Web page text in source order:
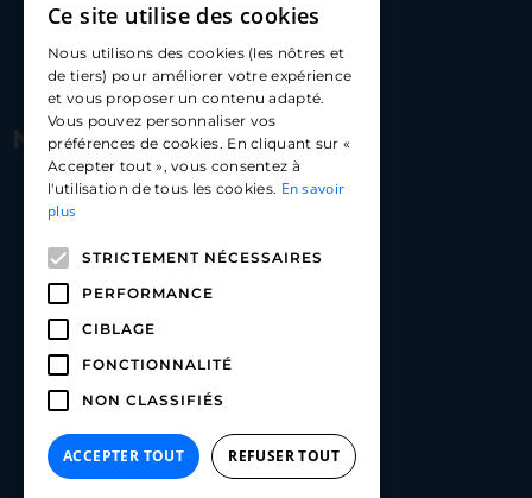
hello@carloapp.com
Nous suivre
Carlo App | Instagram
Carlo App | Linkedin
FRENCH
ENGLISH
SPANISH
Ce site utilise des cookies
Nous utilisons des cookies (les nôtres et
de tiers) pour améliorer votre expérience
et vous proposer un contenu adapté.
Vous pouvez personnaliser vos
préférences de cookies. En cliquant sur «
Accepter tout », vous consentez à
l'utilisation de tous les cookies. En savoir
plus
STRICTEMENT NÉCESSAIRES
PERFORMANCE
CIBLAGE
FONCTIONNALITÉ
NON CLASSIFIÉS
ACCEPTER TOUT REFUSER TOUT